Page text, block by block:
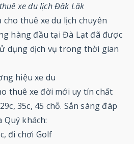
xe du lịch Đăk Lăk
thuê xe du lịch chuyên
hàng đầu tại Đà Lạt đã được
dụng dịch vụ trong thời gian
hiệu xe du
thuê xe đời mới uy tín chất
35c, 45 chỗ. Sẵn sàng đáp
Quý khách:
đi chơi Golf